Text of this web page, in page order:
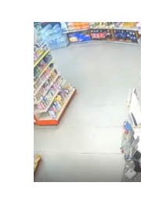
ไม่ ว่า ไม่ต้องกังวล เร
จะเกิดปฏิบัติการทางก